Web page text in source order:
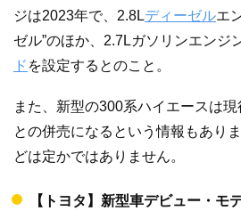
ジは2023年で、2.8Lディーゼルエ
ゼル”のほか、2.7Lガソリンエンジ
ド を設定するとのこと。
また、新型の300系ハイエースは
との併売になるという情報もあり
どは定かではありません。
【トヨタ】新型車デビュー・モ